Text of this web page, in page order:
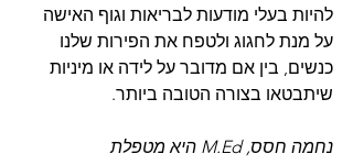
להיות בעלי מודעות לבריאות וגוף האישה
על מנת לחגוג ולטפח את הפירות שלנו
כנשים, בין אם מדובר על לידה או מיניות
שיתבטאו בצורה הטובה ביותר.
נחמה חסס, M.Ed היא מטפלת